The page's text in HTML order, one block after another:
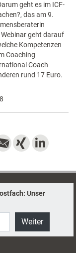
geht es im ICF-
das am 9.
geht darauf
Kompetenzen
Coaching
Coach
rund 17 Euro.
Unser
Weiter